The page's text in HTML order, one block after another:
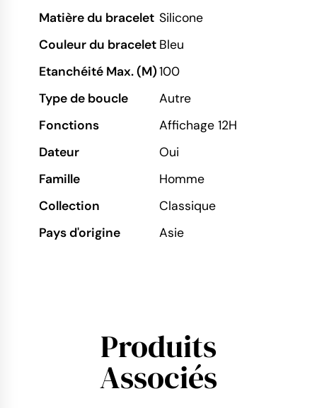
Matière du bracelet Silicone
Couleur du bracelet Bleu
Etanchéité Max. (M)100
Type de boucle
Autre
Fonctions
Affichage 12H
Dateur
Oui
Famille
Homme
Collection
Classique
Pays d'origine
Asie
Produits
Associés